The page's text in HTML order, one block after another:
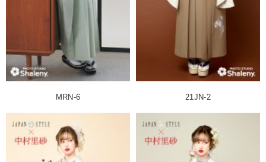
MRN-6 21JN-2